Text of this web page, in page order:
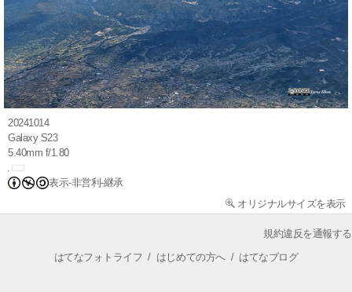
20241014
Galaxy S23
5.40mm f/1.80
表示-非営利-継承
オリジナルサイズを表示
規約違反を通報する
はてなフォトライフ / はじめての方へ/ はてなブログ